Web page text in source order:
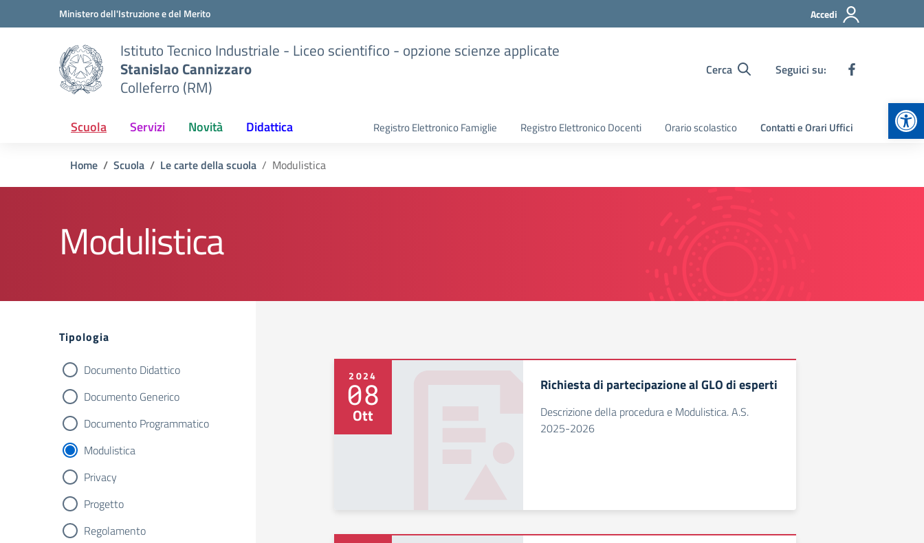
Vai ai contenuti
Vai al menu di navigazioneMinistero dell'Istruzione e del Merito Accedi
Istituto Tecnico Industriale - Liceo scientifico - opzione scienze applicate
Stanislao Cannizzaro
Colleferro (RM)
Cerca Seguici su:
Scuola Servizi Novità Didattica Registro Elettronico Famiglie Registro Elettronico Docenti Orario scolastico Contatti e Orari Uffici
Home Scuola Le carte della scuola Modulistica
Modulistica
Filtri
Tipologia
Documento Didattico
Documento Generico
Documento Programmatico
Modulistica
Privacy
Progetto
Regolamento
2024
08
Ott
Richiesta di partecipazione al GLO di esperti
Descrizione della procedura e Modulistica. A.S.
2025-2026